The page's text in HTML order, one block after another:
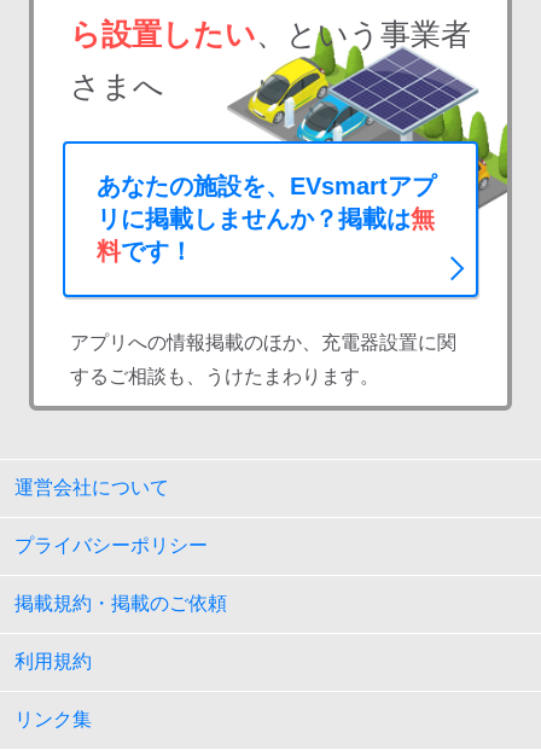
ら設置したい、という事業者
さまへ
あなたの施設を、EVsmartアプ
リに掲載しませんか？掲載は無
料です！
アプリへの情報掲載のほか、充電器設置に関
するご相談も、うけたまわります。
運営会社について
プライバシーポリシー
掲載規約・掲載のご依頼
利用規約
リンク集